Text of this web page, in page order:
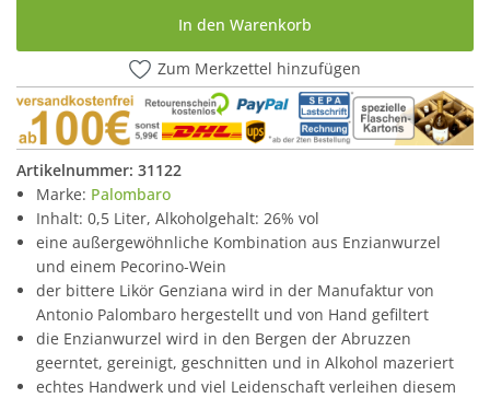
In den Warenkorb
Zum Merkzettel hinzufügen
Artikelnummer: 31122
Marke: Palombaro
Inhalt: 0,5 Liter, Alkoholgehalt: 26% vol
eine außergewöhnliche Kombination aus Enzianwurzel
und einem Pecorino-Wein
der bittere Likör Genziana wird in der Manufaktur von
Antonio Palombaro hergestellt und von Hand gefiltert
die Enzianwurzel wird in den Bergen der Abruzzen
geerntet, gereinigt, geschnitten und in Alkohol mazeriert
echtes Handwerk und viel Leidenschaft verleihen diesem